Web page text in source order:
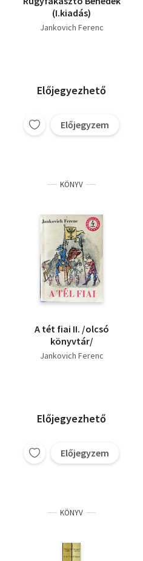
(I.kiadás)
Jankovich Ferenc
Előjegyezhető
Előjegyzem
KÖNYV
A tét fiai II. /olcsó
könyvtár/
Jankovich Ferenc
Előjegyezhető
Előjegyzem
KÖNYV